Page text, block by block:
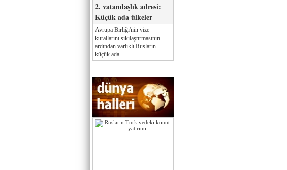
2. vatandaşlık adresi:
Küçük ada ülkeler
Avrupa Birliği'nin vize
kurallarını sıkılaştırmasının
ardından varlıklı Rusların
küçük ada ...